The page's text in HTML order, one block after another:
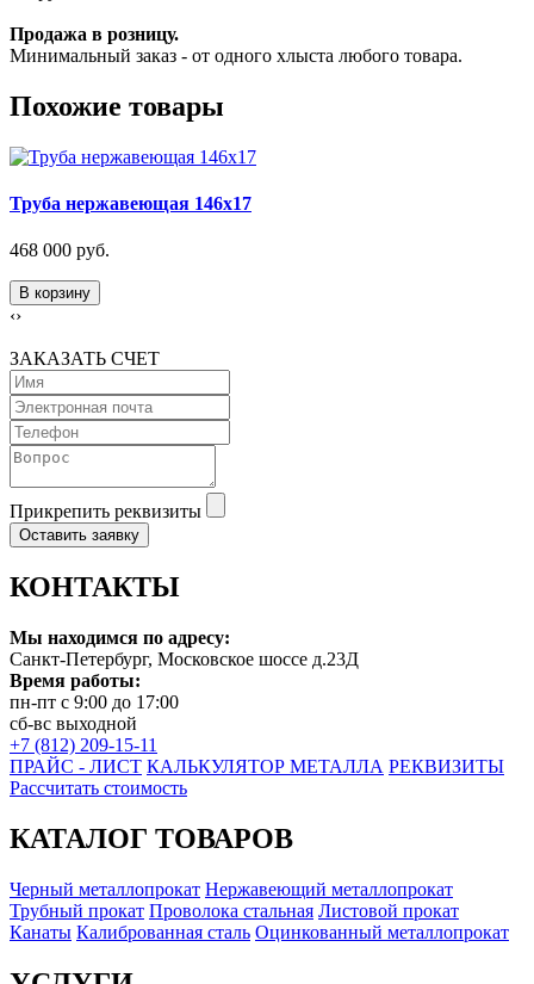
Продажа в розницу.
Минимальный заказ - от одного хлыста любого товара.
Похожие товары
Труба нержавеющая 146х17
468 000 руб.
В корзину
‹›
ЗАКАЗАТЬ СЧЕТ
Прикрепить реквизиты
Оставить заявку
КОНТАКТЫ
Мы находимся по адресу:
Санкт-Петербург, Московское шоссе д.23Д
Время работы:
пн-пт с 9:00 до 17:00
сб-вс выходной
+7 (812) 209-15-11
ПРАЙС - ЛИСТ КАЛЬКУЛЯТОР МЕТАЛЛА РЕКВИЗИТЫ
Рассчитать стоимость
КАТАЛОГ ТОВАРОВ
Черный металлопрокат Нержавеющий металлопрокат
Трубный прокат Проволока стальная Листовой прокат
Канаты Калиброванная сталь Оцинкованный металлопрокат